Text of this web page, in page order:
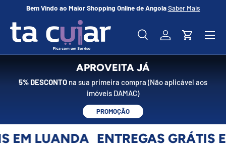
Bem Vindo ao Maior Shopping Online de Angola Saber Mais
Pesquisar
PesquisarIniciar sessão
Carrinho
APROVEITA JÁ
5% DESCONTO na sua primeira compra (Não aplicável aos
imóveis DAMAC)
PROMOÇÃO
EM LUANDA ENTREGAS GRÁTIS